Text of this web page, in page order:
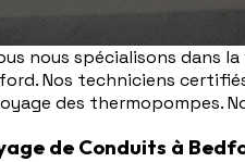
nous spécialisons dans
Nos techniciens
des thermopompes.
de Conduits à